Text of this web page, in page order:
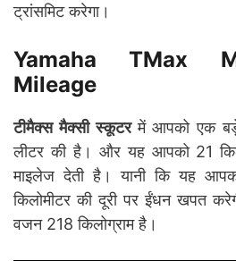
ट्रांसमिट करेगा।
Yamaha TMax
Mileage
टीमैक्स मैक्सी स्कूटरमें आपको एक
लीटर की है। और यह आपको 21
माइलेज देती है। यानी कि यह
किलोमीटर की दूरी पर ईंधन खपत
वजन 218 किलोग्राम है।